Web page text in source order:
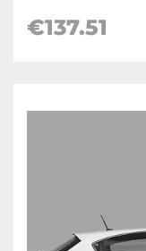
€137.51